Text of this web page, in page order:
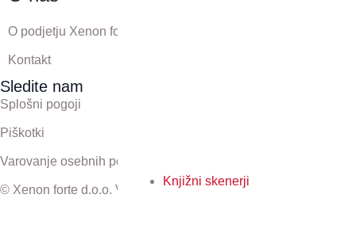
Knjižni skenerji
O podjetju Xenon forte
Kontakt
Sledite nam
Splošni pogoji
Piškotki
Varovanje osebnih podatkov
© Xenon forte d.o.o. Vse pravice pridržane.